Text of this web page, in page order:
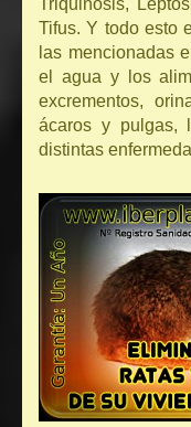
Triquinosis,
Tifus. Y todo esto
las mencionadas
el agua y los
excrementos,
ácaros y pulgas,
distintas